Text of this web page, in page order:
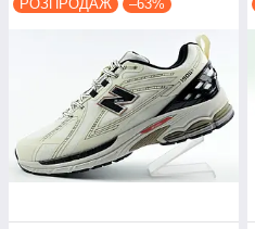
РОЗПРОДАЖ –63%